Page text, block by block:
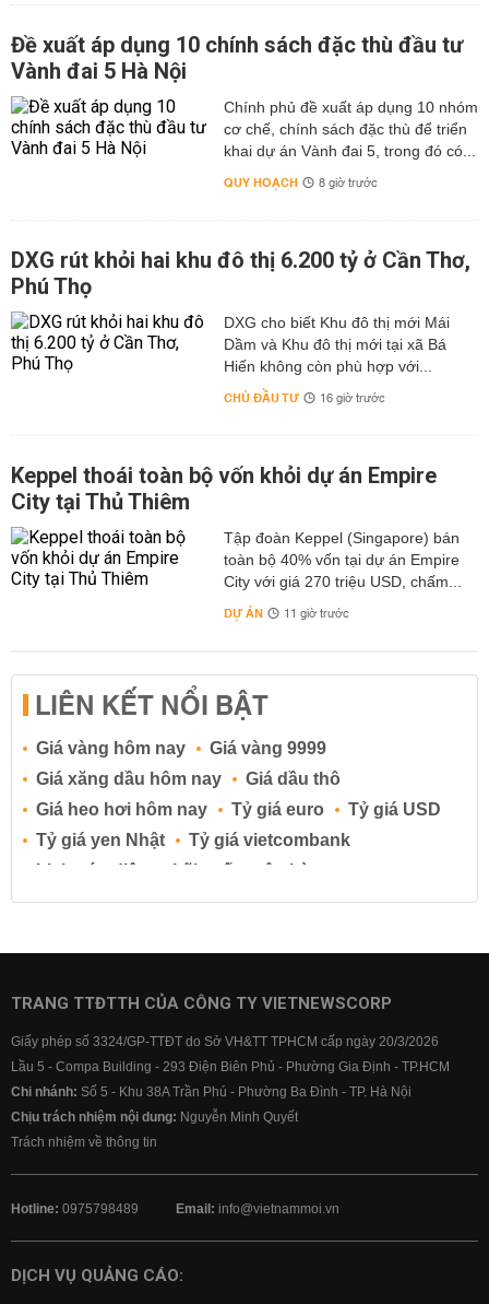
Đề xuất áp dụng 10 chính sách đặc thù đầu tư
Vành đai 5 Hà Nội
Chính phủ đề xuất áp dụng 10 nhóm
cơ chế, chính sách đặc thù để triển
khai dự án Vành đai 5, trong đó có...
QUY HOẠCH 8 giờ trước
DXG rút khỏi hai khu đô thị 6.200 tỷ ở Cần Thơ,
Phú Thọ
DXG cho biết Khu đô thị mới Mái
Dầm và Khu đô thị mới tại xã Bá
Hiến không còn phù hợp với...
CHỦ ĐẦU TƯ 16 giờ trước
Keppel thoái toàn bộ vốn khỏi dự án Empire
City tại Thủ Thiêm
Tập đoàn Keppel (Singapore) bán
toàn bộ 40% vốn tại dự án Empire
City với giá 270 triệu USD, chấm...
DỰ ÁN 11 giờ trước
LIÊN KẾT NỔI BẬT
Giá vàng hôm nay
Giá vàng 9999
Giá xăng dầu hôm nay
Giá dầu thô
Giá heo hơi hôm nay
Tỷ giá euro
Tỷ giá USD
Tỷ giá yen Nhật
Tỷ giá vietcombank
Lịch cúp điện
Lãi suất ngân hàng
Lãi suất tiết kiệm
Lãi suất tiền gửi
Lãi suất ngân hàng BIDV
Lãi suất ngân hàng Vietcombank
TRANG TTĐTTH CỦA CÔNG TY VIETNEWSCORP
Giấy phép số 3324/GP-TTĐT do Sở VH&TT TPHCM cấp ngày 20/3/2026
Lầu 5 - Compa Building - 293 Điện Biên Phủ - Phường Gia Định - TP.HCM
Chi nhánh: Số 5 - Khu 38A Trần Phú - Phường Ba Đình - TP. Hà Nội
Chịu trách nhiệm nội dung: Nguyễn Minh Quyết
Trách nhiệm về thông tin
Hotline: 0975798489 Email: info@vietnammoi.vn
DỊCH VỤ QUẢNG CÁO: